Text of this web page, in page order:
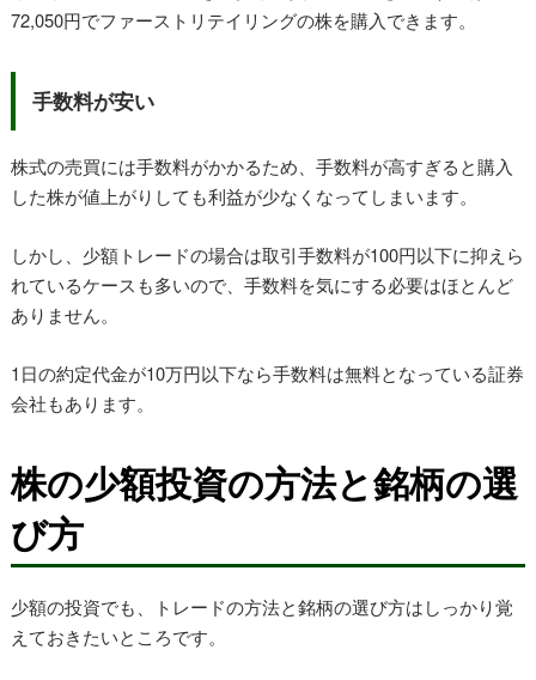
72,050円でファーストリテイリングの株を購入できます。
手数料が安い
株式の売買には手数料がかかるため、手数料が高すぎると購入
した株が値上がりしても利益が少なくなってしまいます。
しかし、少額トレードの場合は取引手数料が100円以下に抑えら
れているケースも多いので、手数料を気にする必要はほとんど
ありません。
1日の約定代金が10万円以下なら手数料は無料となっている証券
会社もあります。
株の少額投資の方法と銘柄の選
び方
少額の投資でも、トレードの方法と銘柄の選び方はしっかり覚
えておきたいところです。